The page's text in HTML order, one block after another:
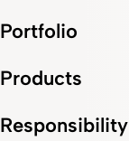
Portfolio
Products
Responsibility